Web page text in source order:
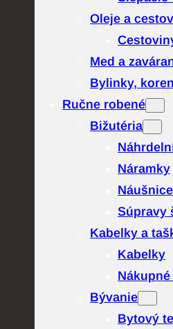
Oleje a
Med a
Bylinky,
Ručne robené
Bižutéria
Náramky
Náušnice
Súpravy
Kabelky a
Kabelky
Bývanie
Bytový